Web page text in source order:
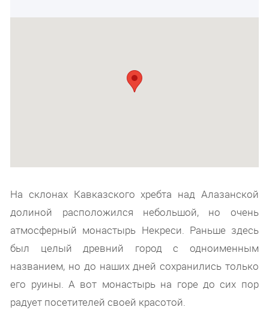
На склонах Кавказского хребта над Алазанской
долиной расположился небольшой, но очень
атмосферный монастырь Некреси. Раньше здесь
был целый древний город с одноименным
названием, но до наших дней сохранились только
его руины. А вот монастырь на горе до сих пор
радует посетителей своей красотой.